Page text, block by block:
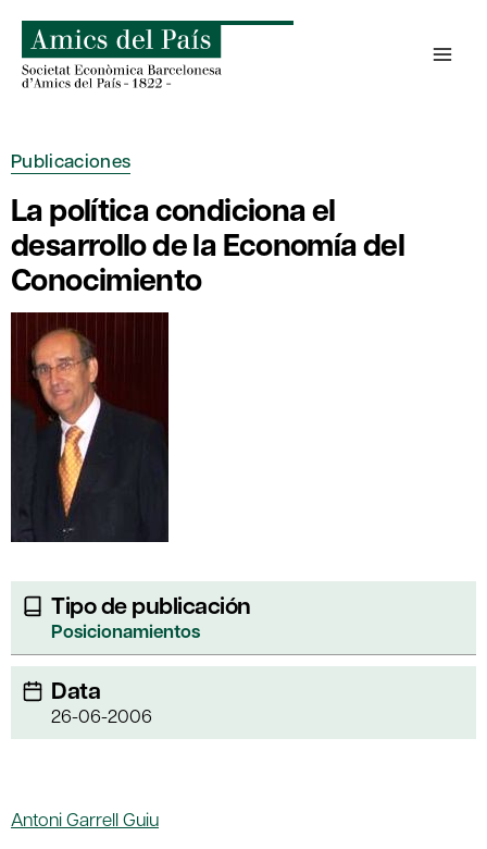
contenido
Publicaciones
La política condiciona el
desarrollo de la Economía del
Conocimiento
Tipo de publicación
Posicionamientos
Data
26-06-2006
Antoni Garrell Guiu